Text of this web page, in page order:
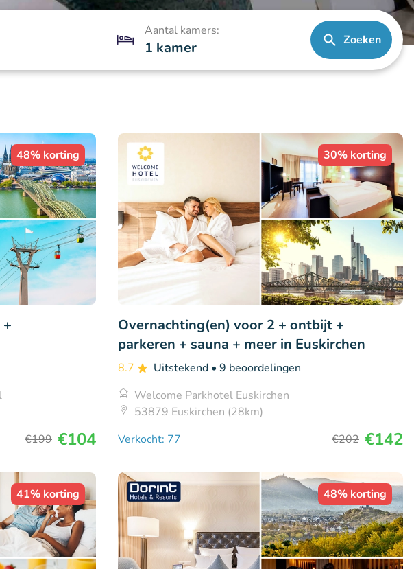
Aantal kamers:
1 kamer Zoeken
48% korting
€199 €104
30% korting
Overnachting(en) voor 2 + ontbijt +
parkeren + sauna + meer in Euskirchen
8.7 Uitstekend • 9 beoordelingen
Welcome Parkhotel Euskirchen
53879 Euskirchen (28km)
Verkocht: 77
€202 €142
41% korting 48% korting